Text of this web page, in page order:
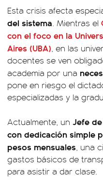
Esta crisis afecta
del sistema. Mientras el
con el foco en la
Aires (UBA), en las
docentes se ven
academia por una
pone en riesgo el
especializadas y la
Actualmente, un Jefe
con dedicación simple
pesos mensuales, una
gastos básicos de
para asistir a dar clase.